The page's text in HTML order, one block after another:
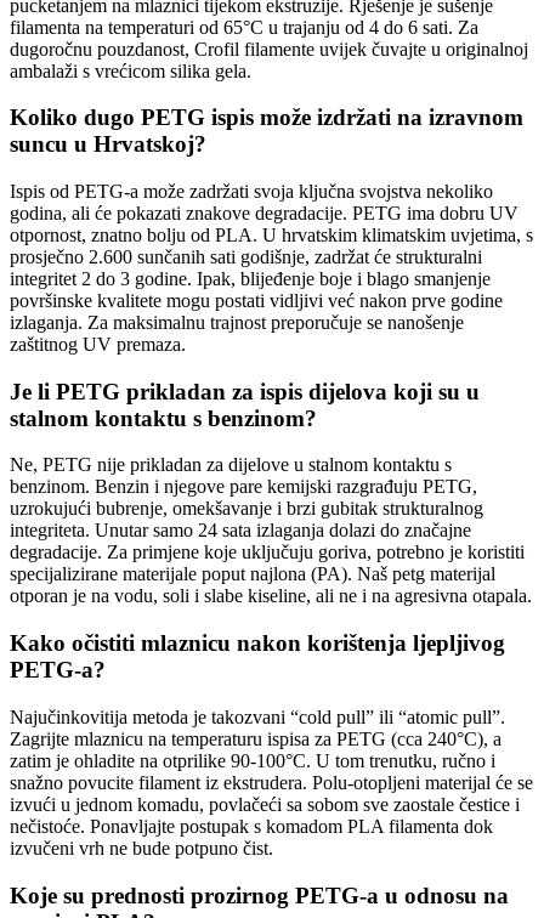
pucketanjem na mlaznici tijekom ekstruzije. Rješenje je sušenje
filamenta na temperaturi od 65°C u trajanju od 4 do 6 sati. Za
dugoročnu pouzdanost, Crofil filamente uvijek čuvajte u originalnoj
ambalaži s vrećicom silika gela.
Koliko dugo PETG ispis može izdržati na izravnom
suncu u Hrvatskoj?
Ispis od PETG-a može zadržati svoja ključna svojstva nekoliko
godina, ali će pokazati znakove degradacije. PETG ima dobru UV
otpornost, znatno bolju od PLA. U hrvatskim klimatskim uvjetima, s
prosječno 2.600 sunčanih sati godišnje, zadržat će strukturalni
integritet 2 do 3 godine. Ipak, blijeđenje boje i blago smanjenje
površinske kvalitete mogu postati vidljivi već nakon prve godine
izlaganja. Za maksimalnu trajnost preporučuje se nanošenje
zaštitnog UV premaza.
Je li PETG prikladan za ispis dijelova koji su u
stalnom kontaktu s benzinom?
Ne, PETG nije prikladan za dijelove u stalnom kontaktu s
benzinom. Benzin i njegove pare kemijski razgrađuju PETG,
uzrokujući bubrenje, omekšavanje i brzi gubitak strukturalnog
integriteta. Unutar samo 24 sata izlaganja dolazi do značajne
degradacije. Za primjene koje uključuju goriva, potrebno je koristiti
specijalizirane materijale poput najlona (PA). Naš petg materijal
otporan je na vodu, soli i slabe kiseline, ali ne i na agresivna otapala.
Kako očistiti mlaznicu nakon korištenja ljepljivog
PETG-a?
Najučinkovitija metoda je takozvani “cold pull” ili “atomic pull”.
Zagrijte mlaznicu na temperaturu ispisa za PETG (cca 240°C), a
zatim je ohladite na otprilike 90-100°C. U tom trenutku, ručno i
snažno povucite filament iz ekstrudera. Polu-otopljeni materijal će se
izvući u jednom komadu, povlačeći sa sobom sve zaostale čestice i
nečistoće. Ponavljajte postupak s komadom PLA filamenta dok
izvučeni vrh ne bude potpuno čist.
Koje su prednosti prozirnog PETG-a u odnosu na